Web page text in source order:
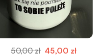
50,00zł 45,00 zł